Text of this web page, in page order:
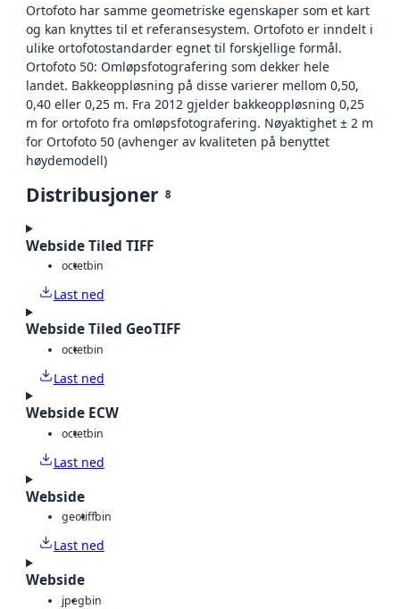
Ortofoto har samme geometriske egenskaper som et kart
og kan knyttes til et referansesystem. Ortofoto er inndelt i
ulike ortofotostandarder egnet til forskjellige formål.
Ortofoto 50: Omløpsfotografering som dekker hele
landet. Bakkeoppløsning på disse varierer mellom 0,50,
0,40 eller 0,25 m. Fra 2012 gjelder bakkeoppløsning 0,25
m for ortofoto fra omløpsfotografering. Nøyaktighet ± 2 m
for Ortofoto 50 (avhenger av kvaliteten på benyttet
høydemodell)
Distribusjoner 8
Webside Tiled TIFF
octetbin
Last ned
Webside Tiled GeoTIFF
octetbin
Last ned
Webside ECW
octetbin
Last ned
Webside
geotiffbin
Last ned
Webside
jpegbin